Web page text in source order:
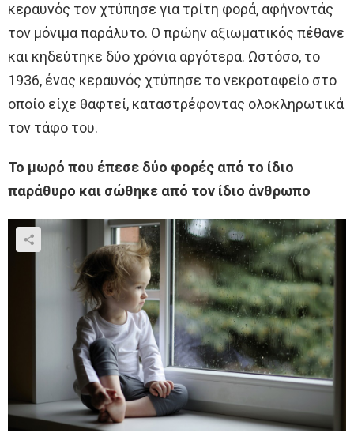
κεραυνός τον χτύπησε για τρίτη φορά, αφήνοντάς
τον μόνιμα παράλυτο. Ο πρώην αξιωματικός πέθανε
και κηδεύτηκε δύο χρόνια αργότερα. Ωστόσο, το
1936, ένας κεραυνός χτύπησε το νεκροταφείο στο
οποίο είχε θαφτεί, καταστρέφοντας ολοκληρωτικά
τον τάφο του.
Το μωρό που έπεσε δύο φορές από το ίδιο
παράθυρο και σώθηκε από τον ίδιο άνθρωπο